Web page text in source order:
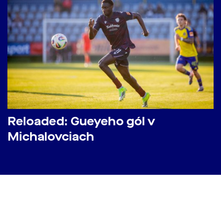
Reloaded: Gueyeho gól v
Michalovciach